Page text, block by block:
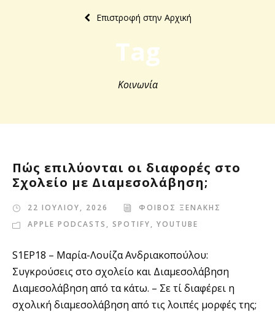
Επιστροφή στην Αρχική
Tag
Κοινωνία
Πώς επιλύονται οι διαφορές στο
Σχολείο με Διαμεσολάβηση;
22 ΙΟΥΛΙΟΥ, 2026
ΦΟΙΒΟΣ ΞΕΝΑΚΗΣ
APPLE PODCASTS , SPOTIFY, YOUTUBE
S1EP18 – Μαρία-Λουίζα Ανδριακοπούλου:
Συγκρούσεις στο σχολείο και Διαμεσολάβηση
Διαμεσολάβηση από τα κάτω. – Σε τί διαφέρει η
σχολική διαμεσολάβηση από τις λοιπές μορφές της;